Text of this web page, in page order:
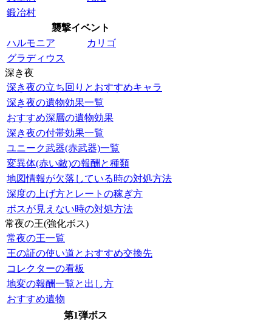
鍛冶村
襲撃イベント
ハルモニア
カリゴ
グラディウス
深き夜
深き夜の立ち回りとおすすめキャラ
深き夜の遺物効果一覧
おすすめ深層の遺物効果
深き夜の付帯効果一覧
ユニーク武器(赤武器)一覧
変異体(赤い敵)の報酬と種類
地図情報が欠落している時の対処方法
深度の上げ方とレートの稼ぎ方
ボスが見えない時の対処方法
常夜の王(強化ボス)
常夜の王一覧
王の証の使い道とおすすめ交換先
コレクターの看板
地変の報酬一覧と出し方
おすすめ遺物
第1弾ボス